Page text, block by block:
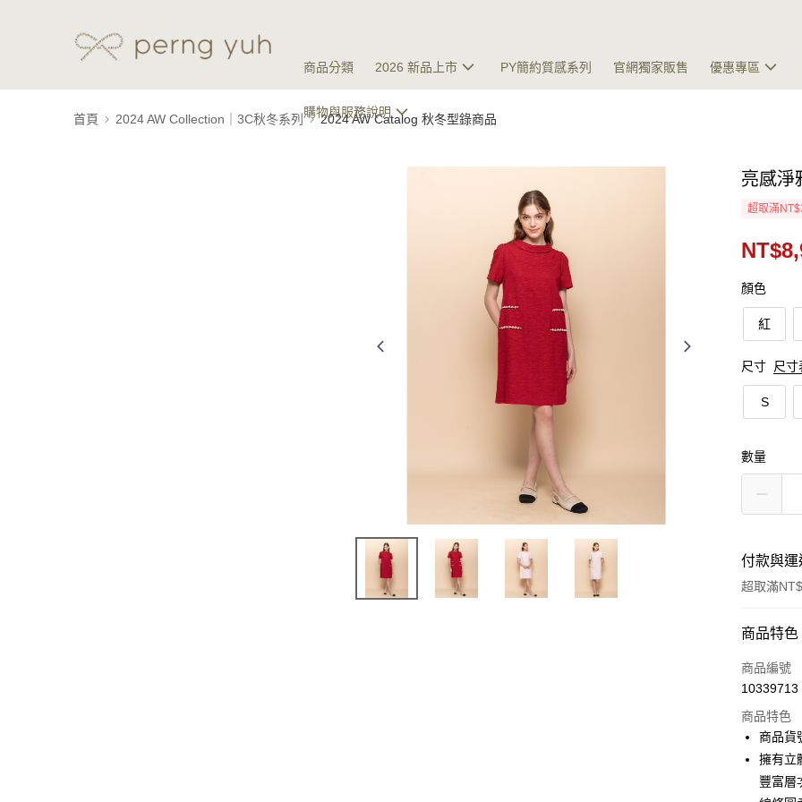
商品分類 2026 新品上市 PY簡約質感系列 官網獨家販售 優惠專區
購物與服務說明
首頁 2024 AW Collection｜3C秋冬系列 2024 AW Catalog 秋冬型錄商品
亮感淨
超取滿
顏色
紅
尺寸 尺寸
S
數量
付款與
超取滿
付款方式
信用卡一
3 期
合作金
華南商
LINE Pay
商品特色
商品編號
10339713
商品特色
商品貨
擁有立
豐富層